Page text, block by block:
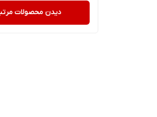
دیدن محصولات